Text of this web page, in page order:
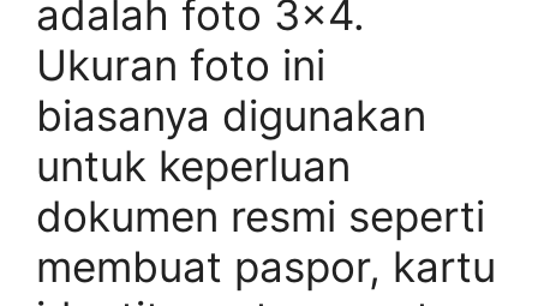
adalah foto 3×4.
Ukuran foto ini
biasanya digunakan
untuk keperluan
dokumen resmi seperti
membuat paspor, kartu